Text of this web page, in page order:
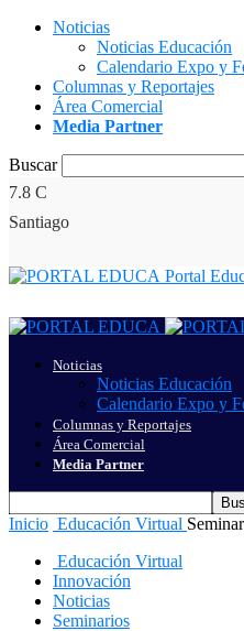
Noticias
Noticias Educación
Calendario Expo y
Columnas y Reportajes
Área Comercial
Media Partner
Buscar
7.8 C
Santiago
Portal
Noticias
Noticias Educación
Calendario Expo y
Columnas y Reportajes
Área Comercial
Media Partner
Inicio Educación Virtual
Educación Virtual
Innovación
Noticias
Seminarios